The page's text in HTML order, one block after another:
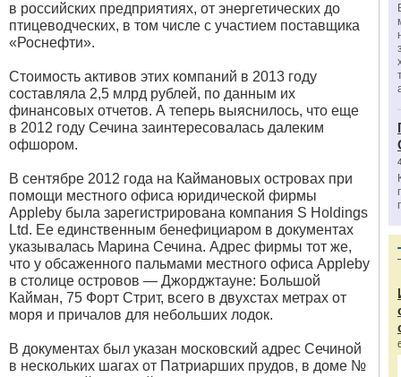
в российских предприятиях, от энергетических до
птицеводческих, в том числе с участием поставщика
«Роснефти».
Стоимость активов этих компаний в 2013 году
составляла 2,5 млрд рублей, по данным их
финансовых отчетов. А теперь выяснилось, что еще
в 2012 году Сечина заинтересовалась далеким
офшором.
В сентябре 2012 года на Каймановых островах при
помощи местного офиса юридической фирмы
Appleby была зарегистрирована компания S Holdings
Ltd. Ее единственным бенефициаром в документах
указывалась Марина Сечина. Адрес фирмы тот же,
что у обсаженного пальмами местного офиса Appleby
в столице островов — Джорджтауне: Большой
Кайман, 75 Форт Стрит, всего в двухстах метрах от
моря и причалов для небольших лодок.
В документах был указан московский адрес Сечиной
в нескольких шагах от Патриарших прудов, в доме №